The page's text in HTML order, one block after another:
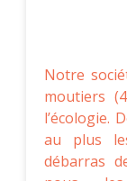
Notre
moutiers
l’écologie.
au plus
débarras